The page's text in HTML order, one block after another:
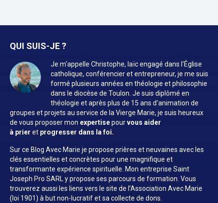
QUI SUIS-JE ?
Je m'appelle Christophe, laïc engagé dans l'Église
catholique, conférencier et entrepreneur, je me suis
formé plusieurs années en théologie et philosophie
dans le diocèse de Toulon. Je suis diplômé en
théologie et après plus de 15 ans d'animation de
groupes et projets au service de la Vierge Marie, je suis heureux
de vous proposer mon expertisepourvous aider
à prier et progresser dans la foi.
Sur ce Blog Avec Marie je propose prières et neuvaines avec les
clés essentielles et concrètes pour une magnifique et
transformante expérience spirituelle. Mon entreprise Saint
Joseph Pro SARL y propose ses parcours de formation. Vous
trouverez aussi les liens vers le site de l’Association Avec Marie
(loi 1901) à but non-lucratif et sa collecte de dons.